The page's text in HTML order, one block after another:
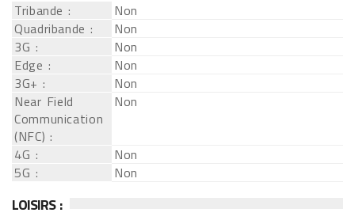
Tribande :
Non
Quadribande :
Non
3G :
Non
Edge :
Non
3G+ :
Non
Near Field
Communication
(NFC) :
Non
4G :
Non
5G :
Non
LOISIRS :